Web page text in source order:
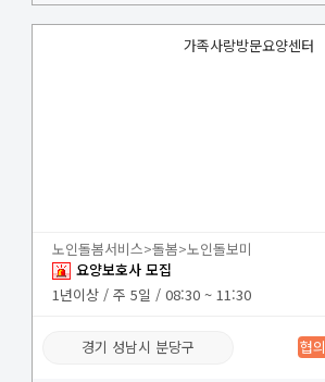
가족사랑방문요양센터
노인돌봄서비스>돌봄>노인돌보미
요양보호사 모집
1년이상 / 주 5일 / 08:30 ~ 11:30
경기 성남시 분당구 협의